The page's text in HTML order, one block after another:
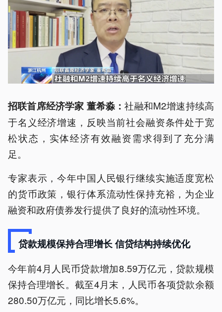
招联首席经济学家 董希淼：社融和M2增速持续高
于名义经济增速，反映当前社会融资条件处于宽
松状态，实体经济有效融资需求得到了充分满
足。
专家表示，今年中国人民银行继续实施适度宽松
的货币政策，银行体系流动性保持充裕，为企业
融资和政府债券发行提供了良好的流动性环境。
贷款规模保持合理增长 信贷结构持续优化
今年前4月人民币贷款增加8.59万亿元，贷款规模
保持合理增长。截至4月末，人民币各项贷款余额
280.50万亿元，同比增长5.6%。